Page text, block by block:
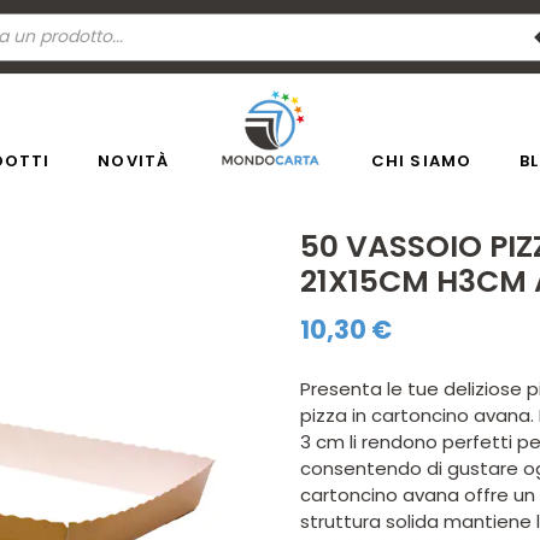
NOVITÀ CHI SIAMO
50 VASSOIO
21X15CM
10,30 €
Presenta le tue deliziose
pizza in cartoncino avana.
3 cm li rendono perfetti
consentendo di gustare
cartoncino avana offre
struttura solida mantiene